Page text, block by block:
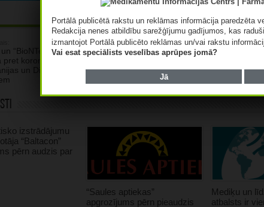
un “BioNTech” vakcīna ir
pret koronavīrusa
un Dienvidāfrikas
Valdība apstiprina
izstrādājumu
“Baltacon”
pērn audzis par
“Saules aptiekas”
apgrozījums pērn pieaudzis
Mediķu un
atbalsts ir
Portālā publicētā rakstu un reklāmas informācija paredzēta
Redakcija nenes atbildību sarežģījumu gadījumos, kas
izmantojot Portālā publicēto reklāmas un/vai rakstu
Vai esat speciālists veselības aprūpes jomā?
Jā